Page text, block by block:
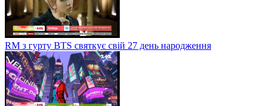
RM з гурту BTS святкує свій 27 день народження